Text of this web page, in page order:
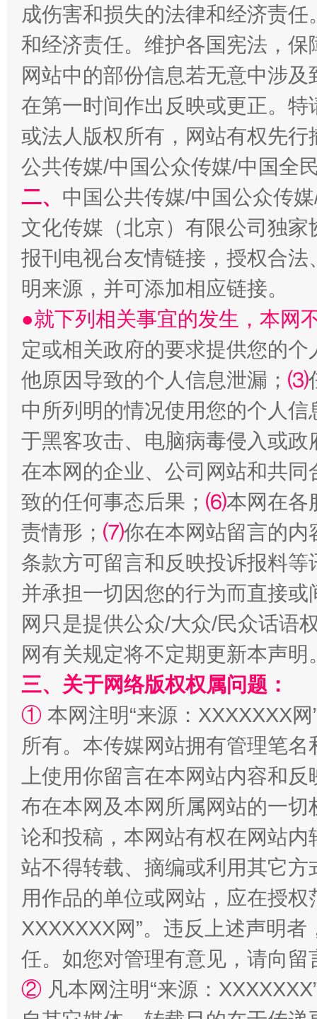
从幼儿园到大学，有这些资助 “
事关残疾人未来5年
规模最大的光氢储一体化项目 走
镜头丨大暑三秋近 山西：
如何以同查同治破解风腐交织难题 养老服
成伤害和损失的法律和经济责
和经济责任。维护各国宪法，
网站中的部份信息若无意中涉
在第一时间作出反映或更正。
或法人版权所有，网站有权先
公共传媒/中国公众传媒/中国全
二、 中国公共传媒/中国公众传
文化传媒（北京）有限公司独
报刊电视台友情链接，授权合
明来源，并可添加相应链接。
●就下列相关事宜的发生，本网
定或相关政府的要求提供您的个
他原因导致的个人信息泄漏； ⑶
中所列明的情况使用您的个人
于黑客攻击、电脑病毒侵入或
在本网的企业、公司网站和共
致的任何事态后果； ⑹本网在各
责情形； ⑺你在本网站留言的内
条款方可留言和反映投诉报料
并承担一切因您的行为而直接
网只是提供公众/大众/民众话语
网有关规定将不定期更新本声明
三、关于网络版权权属问题：
① 本网注明“来源：XXXXXXX
所有。本传媒网站拥有管理笔
上使用你留言在本网站内容和
布在本网及本网所属网站的一
论和投稿，本网站有权在网站
站不得转载、摘编或利用其它
用作品的单位或网站，应在授
XXXXXXX网”。违反上述声明
任。如您对管理有意见，请向
② 凡本网注明“来源：